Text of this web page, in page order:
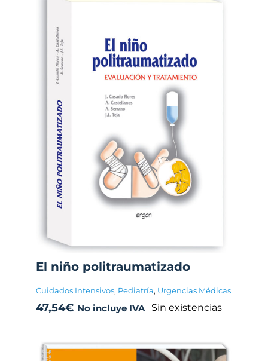
El niño politraumatizado
Cuidados Intensivos, Pediatría, Urgencias Médicas
47,54€ No incluye IVA Sin existencias